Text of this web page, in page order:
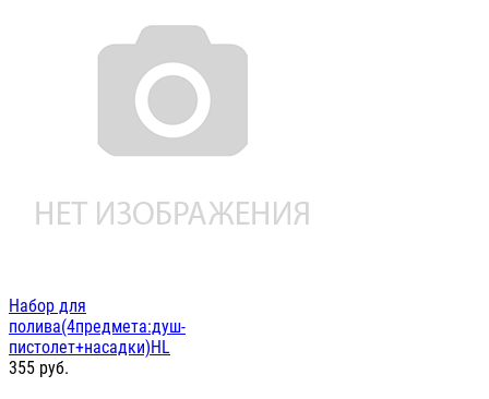
Набор для
полива(4предмета:душ-
пистолет+насадки)HL
355 руб.